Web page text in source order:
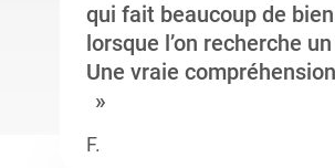
qui fait beaucoup de bien
lorsque l’on recherche
Une vraie
F.